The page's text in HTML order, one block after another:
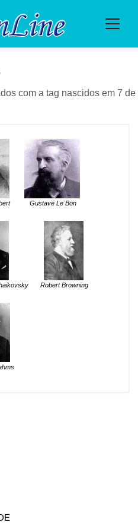
com a tag nascidos em 7 de
Gustave Le Bon
Robert Browning